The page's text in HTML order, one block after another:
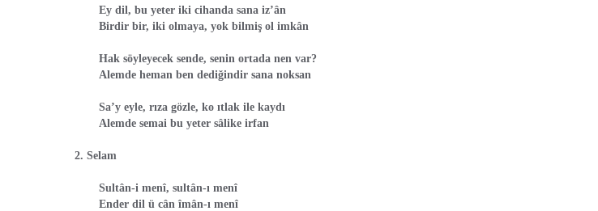
Ey dil, bu yeter iki cihanda sana iz’ân
Birdir bir, iki olmaya, yok bilmiş ol imkân
Hak söyleyecek sende, senin ortada nen var?
Alemde heman ben dediğindir sana noksan
Sa’y eyle, rıza gözle, ko ıtlak ile kaydı
Alemde semai bu yeter sâlike irfan
2. Selam
Sultân-i menî, sultân-ı menî
Ender dil ü cân îmân-ı menî